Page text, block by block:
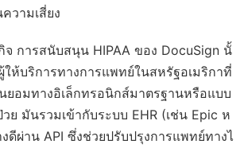
วามเสี่ยง
จ การสนับสนุน HIPAA ของ DocuSign นั้
ห้บริการทางการแพทย์ในสหรัฐอเมริกาที่
ยอมทางอิเล็กทรอนิกส์มาตรฐานหรือแบบ
ย มันรวมเข้ากับระบบ EHR (เช่น Epic ห
ดีผ่าน API ซึ่งช่วยปรับปรุงการแพทย์ทางไ